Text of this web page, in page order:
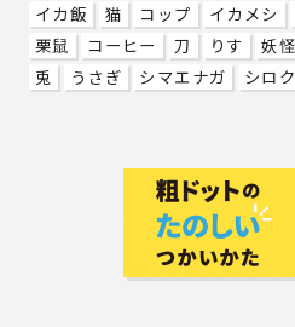
イカ飯
猫 コップ イカメシ
栗鼠
コーヒー 刀 りす 妖怪
兎
うさぎ シマエナガ シロ